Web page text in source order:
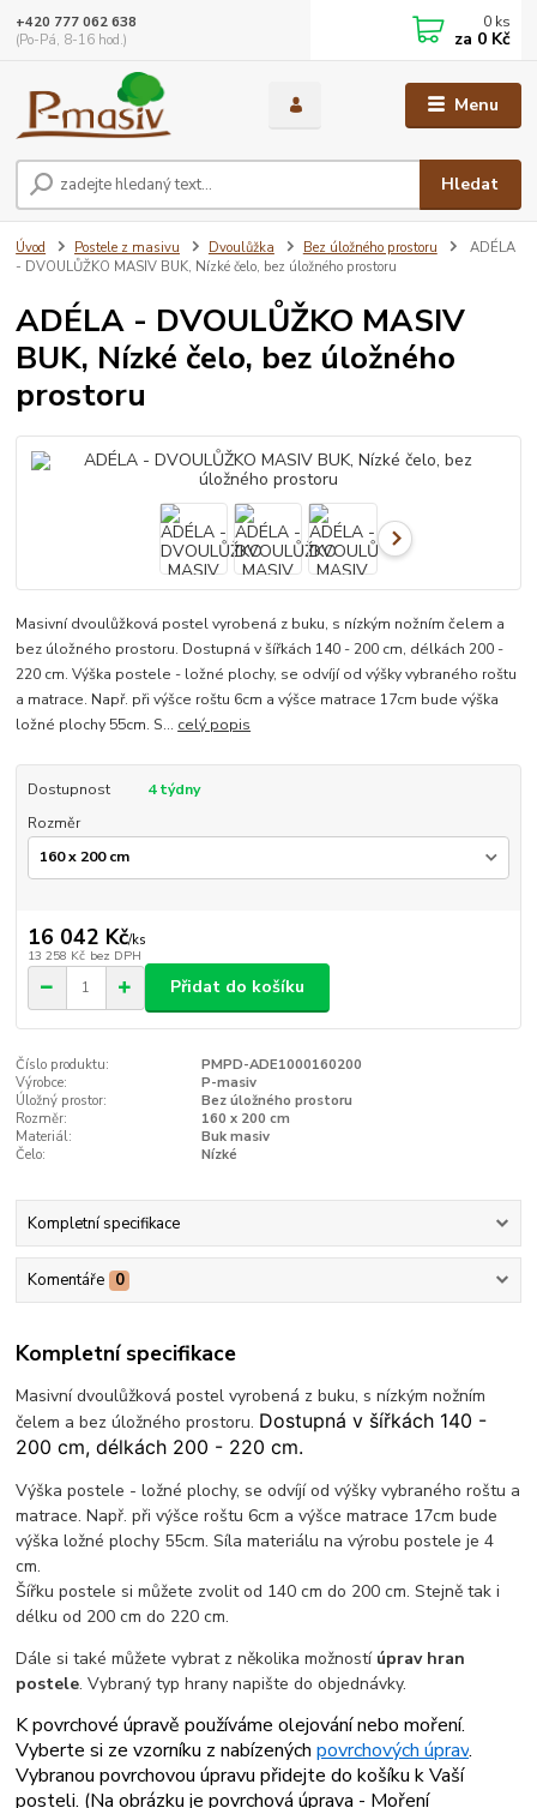
Menu
Hledat
+420 777 062 638
(Po-Pá, 8-16 hod.)
0 ks
za 0 Kč
Úvod Postele z masivu Dvoulůžka Bez úložného prostoru
ADÉLA
- DVOULŮŽKO MASIV BUK, Nízké čelo, bez úložného prostoru
ADÉLA - DVOULŮŽKO MASIV
BUK, Nízké čelo, bez úložného
prostoru
Masivní dvoulůžková postel vyrobená z buku, s nízkým nožním čelem a
bez úložného prostoru. Dostupná v šířkách 140 - 200 cm, délkách 200 -
220 cm. Výška postele - ložné plochy, se odvíjí od výšky vybraného roštu
a matrace. Např. při výšce roštu 6cm a výšce matrace 17cm bude výška
ložné plochy 55cm. S... celý popis
Dostupnost
4 týdny
Rozměr
16 042 Kč/ks
13 258 Kč bez DPH
Přidat do košíku
Číslo produktu:
PMPD-ADE1000160200
Výrobce:
P-masiv
Úložný prostor:
Bez úložného prostoru
Rozměr:
160 x 200 cm
Materiál:
Buk masiv
Čelo:
Nízké
Kompletní specifikace
Komentáře 0
Kompletní specifikace
Masivní dvoulůžková postel vyrobená z buku, s nízkým nožním
čelem a bez úložného prostoru. Dostupná v šířkách 140 -
200 cm, délkách 200 - 220 cm.
Výška postele - ložné plochy, se odvíjí od výšky vybraného roštu a
matrace. Např. při výšce roštu 6cm a výšce matrace 17cm bude
výška ložné plochy 55cm. Síla materiálu na výrobu postele je 4
cm.
Šířku postele si můžete zvolit od 140 cm do 200 cm. Stejně tak i
délku od 200 cm do 220 cm.
Dále si také můžete vybrat z několika možností úprav hran
postele. Vybraný typ hrany napište do objednávky.
K povrchové úpravě používáme olejování nebo moření.
Vyberte si ze vzorníku z nabízenýchpovrchových úprav.
Vybranou povrchovou úpravu přidejte do košíku k Vaší
posteli. (Na obrázku je povrchová úprava - Moření